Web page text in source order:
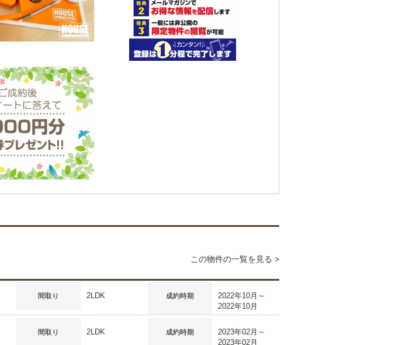
この物件の一覧を見る >
間取り 2LDK 成約時期
2022年10月～
2022年10月
間取り 2LDK 成約時期
2023年02月～
2023年02月